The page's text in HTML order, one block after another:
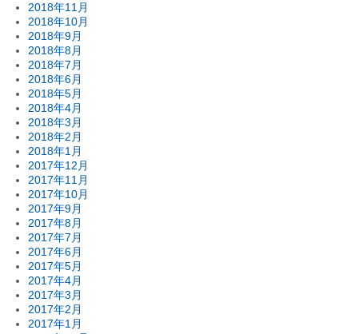
2018年11月
2018年10月
2018年9月
2018年8月
2018年7月
2018年6月
2018年5月
2018年4月
2018年3月
2018年2月
2018年1月
2017年12月
2017年11月
2017年10月
2017年9月
2017年8月
2017年7月
2017年6月
2017年5月
2017年4月
2017年3月
2017年2月
2017年1月